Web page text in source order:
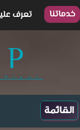
خدماتنا تعرف
Plant